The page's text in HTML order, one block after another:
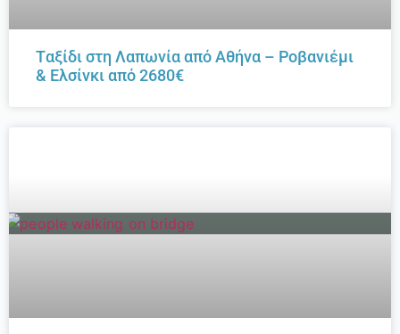
Tαξίδι στη Λαπωνία από Αθήνα – Ροβανιέμι
& Ελσίνκι από 2680€